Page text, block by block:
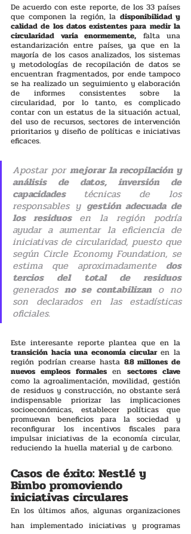
De acuerdo con este reporte, de los 33 países
que componen la región, la disponibilidad y
calidad de los datos existentes para medir la
circularidad varía enormemente, falta una
estandarización entre países, ya que en la
mayoría de los casos analizados, los sistemas
y metodologías de recopilación de datos se
encuentran fragmentados, por ende tampoco
se ha realizado un seguimiento y elaboración
de informes consistentes sobre la
circularidad, por lo tanto, es complicado
contar con un estatus de la situación actual,
del uso de recursos, sectores de intervención
prioritarios y diseño de políticas e iniciativas
eficaces.
Apostar por mejorar la recopilación y
análisis de datos, inversión de
capacidades técnicas de los
responsables y gestión adecuada de
los residuos en la región podría
ayudar a aumentar la eficiencia de
iniciativas de circularidad, puesto que
según Circle Economy Foundation, se
estima que aproximadamente dos
tercios del total de residuos
generados no se contabilizan o no
son declarados en las estadísticas
oficiales.
transición hacia una economía circular en la
región podrían crearse hasta 8.8 millones de
nuevos empleos formales en sectores clave
como la agroalimentación, movilidad, gestión
de residuos y construcción, no obstante será
indispensable priorizar las implicaciones
socioeconómicas, establecer políticas que
promuevan beneficios para la sociedad y
reconfigurar los incentivos fiscales para
impulsar iniciativas de la economía circular,
reduciendo la huella material y de carbono.
Casos de éxito: Nestlé y
Bimbo promoviendo
iniciativas circulares
En los últimos años, algunas organizaciones
han implementado iniciativas y programas